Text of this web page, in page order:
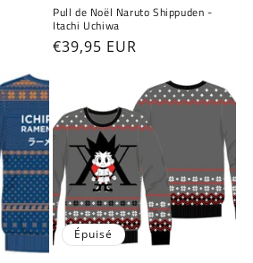
Pull de Noël Naruto Shippuden -
Itachi Uchiwa
Prix
€39,95 EUR
Épuisé